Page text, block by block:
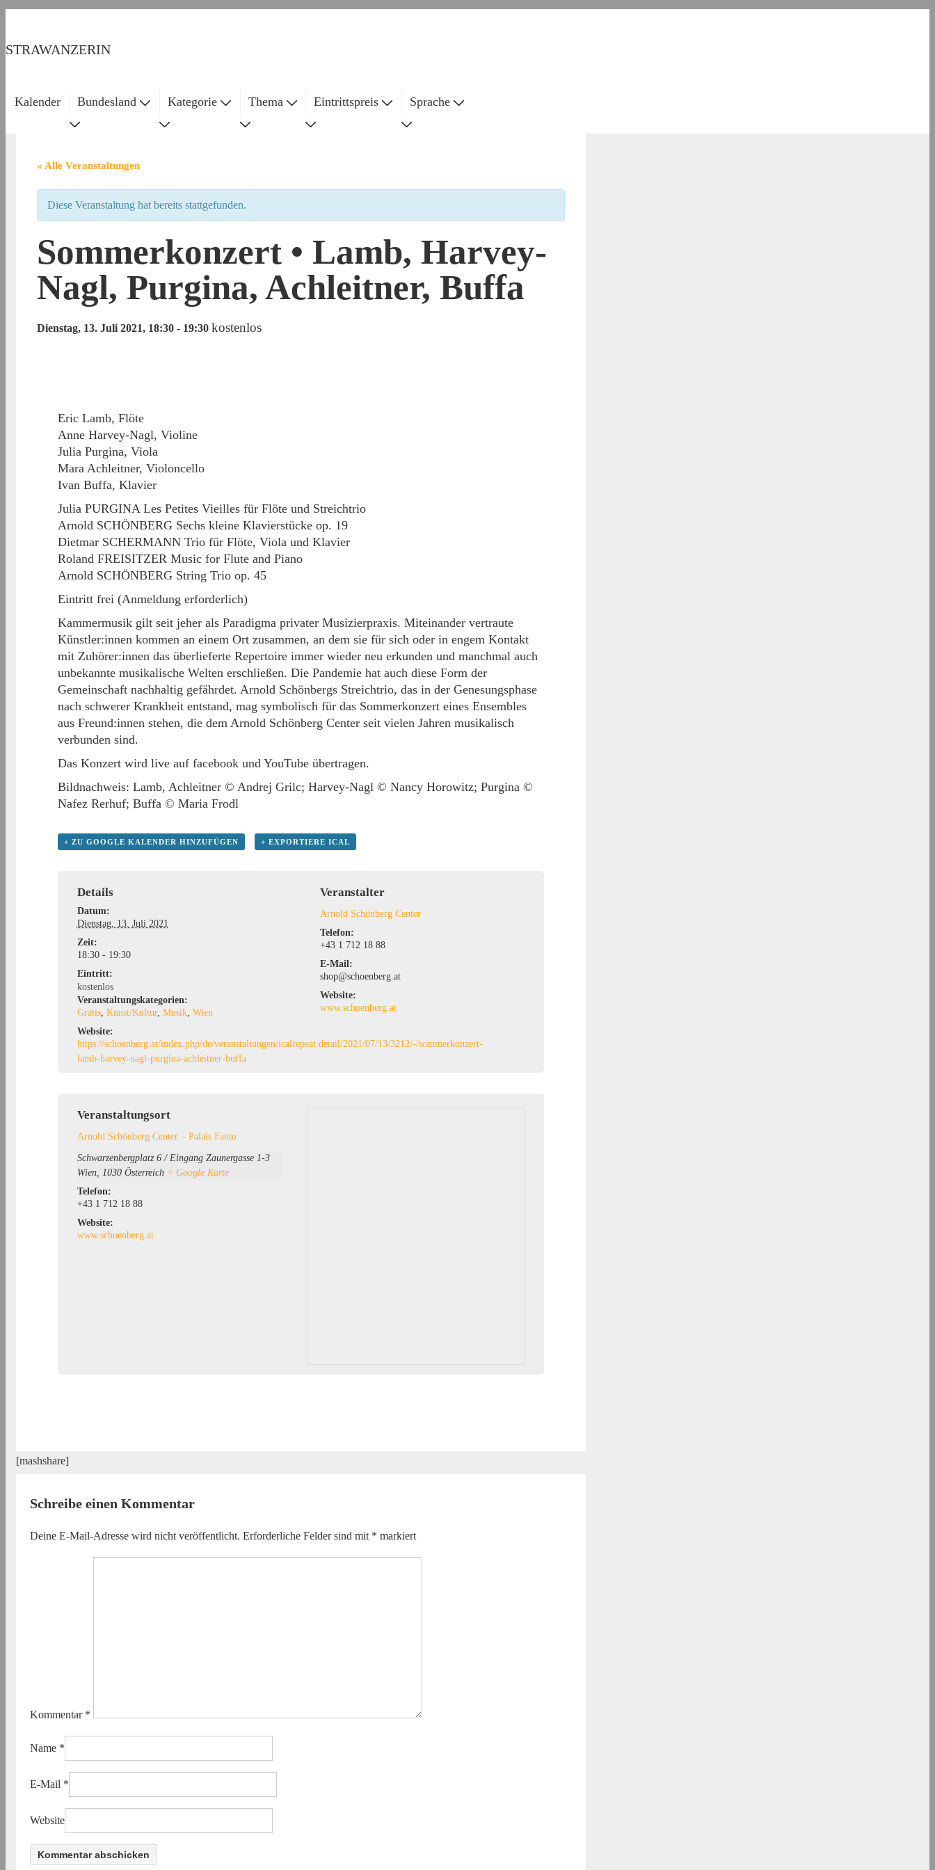
Inhalt
STRAWANZERIN
Kalender Bundesland Kategorie Thema Eintrittspreis Sprache
« Alle Veranstaltungen
Diese Veranstaltung hat bereits stattgefunden.
Sommerkonzert • Lamb, Harvey-
Nagl, Purgina, Achleitner, Buffa
Dienstag, 13. Juli 2021, 18:30 - 19:30 kostenlos
Eric Lamb, Flöte
Anne Harvey-Nagl, Violine
Julia Purgina, Viola
Mara Achleitner, Violoncello
Ivan Buffa, Klavier
Julia PURGINA Les Petites Vieilles für Flöte und Streichtrio
Arnold SCHÖNBERG Sechs kleine Klavierstücke op. 19
Dietmar SCHERMANN Trio für Flöte, Viola und Klavier
Roland FREISITZER Music for Flute and Piano
Arnold SCHÖNBERG String Trio op. 45
Eintritt frei (Anmeldung erforderlich)
Kammermusik gilt seit jeher als Paradigma privater Musizierpraxis. Miteinander vertraute
Künstler:innen kommen an einem Ort zusammen, an dem sie für sich oder in engem Kontakt
mit Zuhörer:innen das überlieferte Repertoire immer wieder neu erkunden und manchmal auch
unbekannte musikalische Welten erschließen. Die Pandemie hat auch diese Form der
Gemeinschaft nachhaltig gefährdet. Arnold Schönbergs Streichtrio, das in der Genesungsphase
nach schwerer Krankheit entstand, mag symbolisch für das Sommerkonzert eines Ensembles
aus Freund:innen stehen, die dem Arnold Schönberg Center seit vielen Jahren musikalisch
verbunden sind.
Das Konzert wird live auf facebook und YouTube übertragen.
Bildnachweis: Lamb, Achleitner © Andrej Grilc; Harvey-Nagl © Nancy Horowitz; Purgina ©
Nafez Rerhuf; Buffa © Maria Frodl
+ ZU GOOGLE KALENDER HINZUFÜGEN + EXPORTIERE ICAL
Details
Datum:
Dienstag, 13. Juli 2021
Zeit:
18:30 - 19:30
Eintritt:
kostenlos
Veranstaltungskategorien:
Gratis, Kunst/Kultur, Musik, Wien
Website:
https://schoenberg.at/index.php/de/veranstaltungen/icalrepeat.detail/2021/07/13/3212/-/sommerkonzert-
lamb-harvey-nagl-purgina-achleitner-buffa
Veranstalter
Arnold Schönberg Center
Telefon:
+43 1 712 18 88
E-Mail:
shop@schoenberg.at
Website:
www.schoenberg.at
Veranstaltungsort
Arnold Schönberg Center – Palais Fanto
Schwarzenbergplatz 6 / Eingang Zaunergasse 1-3
Wien, 1030 Österreich + Google Karte
Telefon:
+43 1 712 18 88
Website:
www.schoenberg.at
[mashshare]
Schreibe einen Kommentar
Deine E-Mail-Adresse wird nicht veröffentlicht. Erforderliche Felder sind mit * markiert
Kommentar *
Name *
E-Mail *
Website